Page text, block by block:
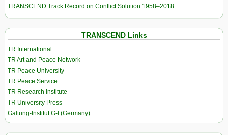
TRANSCEND Track Record on Conflict Solution 1958–2018
TRANSCEND Links
TR International
TR Art and Peace Network
TR Peace University
TR Peace Service
TR Research Institute
TR University Press
Galtung-Institut G-I (Germany)